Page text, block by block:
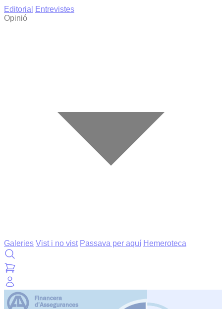
Editorial
Entrevistes
Opinió
Galeries Vist i no vist Passava per aquí Hemeroteca